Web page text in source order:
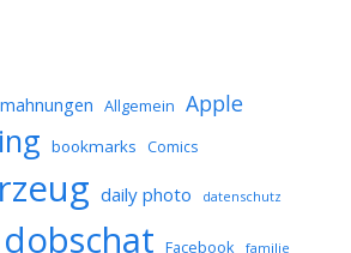
Allgemein Apple
bookmarks Comics
daily photo datenschutz
dobschat Facebook familie